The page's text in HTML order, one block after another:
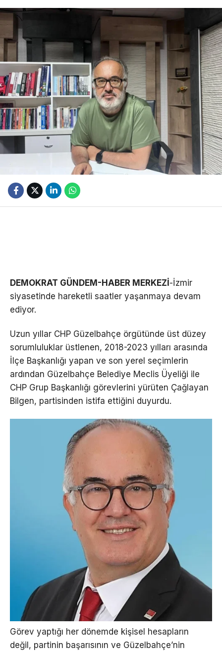
DEMOKRAT GÜNDEM-HABER MERKEZİ-İzmir
siyasetinde hareketli saatler yaşanmaya devam
ediyor.
Uzun yıllar CHP Güzelbahçe örgütünde üst düzey
sorumluluklar üstlenen, 2018-2023 yılları arasında
İlçe Başkanlığı yapan ve son yerel seçimlerin
ardından Güzelbahçe Belediye Meclis Üyeliği ile
CHP Grup Başkanlığı görevlerini yürüten Çağlayan
Bilgen, partisinden istifa ettiğini duyurdu.
Görev yaptığı her dönemde kişisel hesapların
değil, partinin başarısının ve Güzelbahçe’nin